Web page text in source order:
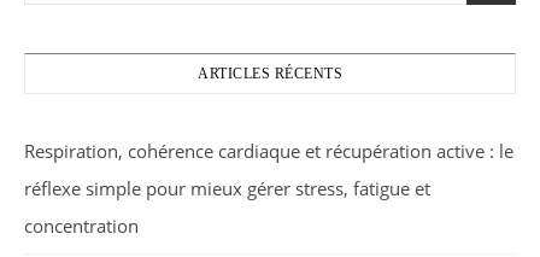
ARTICLES RÉCENTS
Respiration, cohérence cardiaque et récupération active : le
réflexe simple pour mieux gérer stress, fatigue et
concentration